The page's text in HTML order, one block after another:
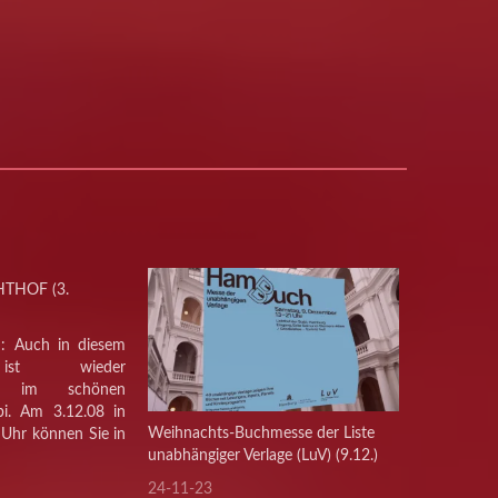
(3.
Auch in diesem
ist wieder
im schönen
Am 3.12.08 in
können Sie in
Weihnachts-Buchmesse der Liste
unabhängiger Verlage (LuV) (9.12.)
24-11-23